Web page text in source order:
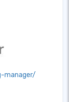
manager/